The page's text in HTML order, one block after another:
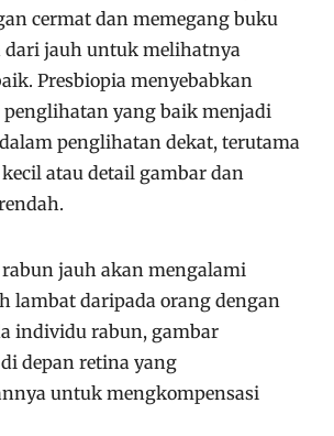
cermat dan memegang buku
dari jauh untuk melihatnya
Presbiopia menyebabkan
penglihatan yang baik menjadi
penglihatan dekat, terutama
atau detail gambar dan
jauh akan mengalami
lambat daripada orang dengan
individu rabun, gambar
depan retina yang
untuk mengkompensasi